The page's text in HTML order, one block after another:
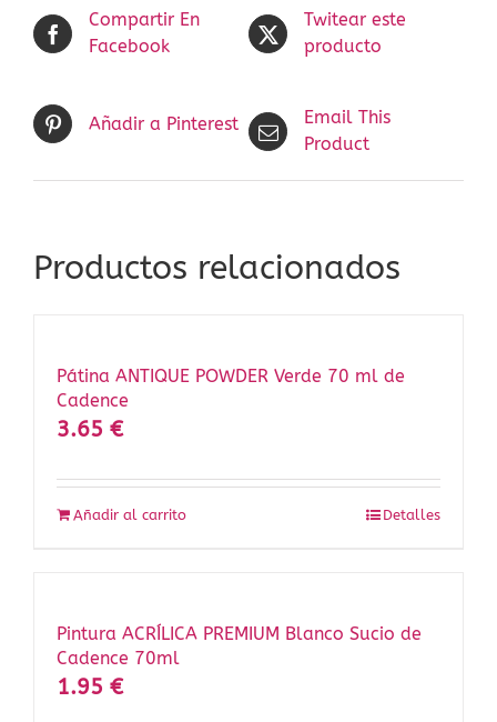
Compartir En
Facebook
Twitear este
producto
Añadir a Pinterest
Email This
Product
Productos relacionados
Pátina ANTIQUE POWDER Verde 70 ml de
Cadence
3.65 €
Añadir al carrito Detalles
Pintura ACRÍLICA PREMIUM Blanco Sucio de
Cadence 70ml
1.95 €